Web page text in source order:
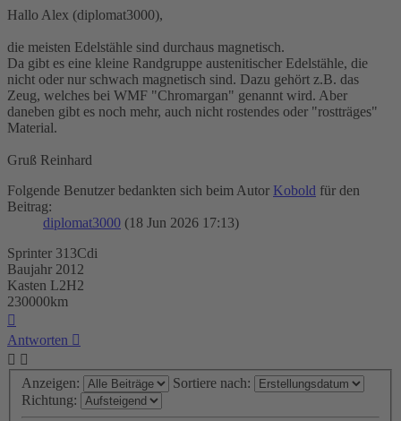
Hallo Alex (diplomat3000),
die meisten Edelstähle sind durchaus magnetisch.
Da gibt es eine kleine Randgruppe austenitischer Edelstähle, die
nicht oder nur schwach magnetisch sind. Dazu gehört z.B. das
Zeug, welches bei WMF "Chromargan" genannt wird. Aber
daneben gibt es noch mehr, auch nicht rostendes oder "rostträges"
Material.
Gruß Reinhard
Folgende Benutzer bedankten sich beim Autor Kobold für den
Beitrag:
diplomat3000 (18 Jun 2026 17:13)
Sprinter 313Cdi
Baujahr 2012
Kasten L2H2
230000km
Antworten
Anzeigen:
Sortiere nach:
Richtung: